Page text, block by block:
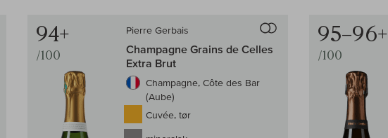
af vin
94+
/100
Pierre Gerbais
Til sammenligningen af vin
Champagne Grains de Celles
Extra Brut
Champagne, Côte des Bar
(Aube)
Cuvée, tør
95–96+
/100